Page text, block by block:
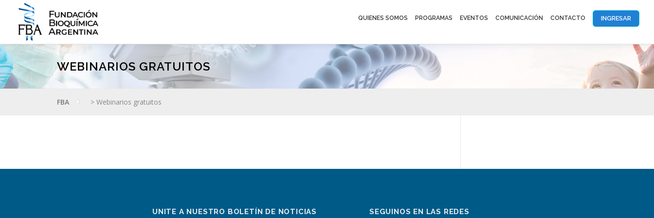
contenido
QUIENES SOMOS PROGRAMAS EVENTOS COMUNICACIÓN CONTACTO INGRESAR
WEBINARIOS GRATUITOS
FBA > Webinarios gratuitos
UNITE A NUESTRO BOLETÍN DE NOTICIAS SEGUINOS EN LAS REDES